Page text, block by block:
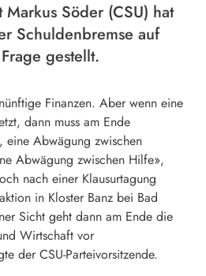
Söder (CSU) hat
Schuldenbremse auf
gestellt.
Finanzen. Aber wenn eine
dann muss am Ende
eine Abwägung zwischen
Abwägung zwischen Hilfe»,
nach einer Klausurtagung
in Kloster Banz bei Bad
Sicht geht dann am Ende die
Wirtschaft vor
der CSU-Parteivorsitzende.